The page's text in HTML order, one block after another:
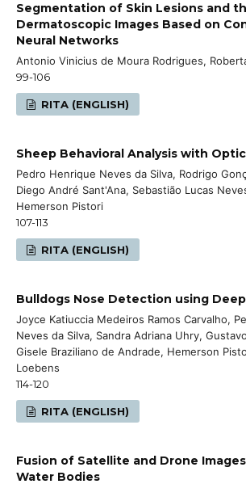
Segmentation of Skin Lesions and
Dermatoscopic Images Based on
Neural Networks
Antonio Vinicius de Moura Rodrigues,
99-106
RITA (ENGLISH)
Sheep Behavioral Analysis with
Pedro Henrique Neves da Silva, Rodrigo
Diego André Sant'Ana, Sebastião Lucas
Hemerson Pistori
107-113
RITA (ENGLISH)
Bulldogs Nose Detection using
Joyce Katiuccia Medeiros Ramos Carvalho,
Neves da Silva, Sandra Adriana Uhry,
Gisele Braziliano de Andrade, Hemerson
Loebens
114-120
RITA (ENGLISH)
Fusion of Satellite and Drone
Water Bodies